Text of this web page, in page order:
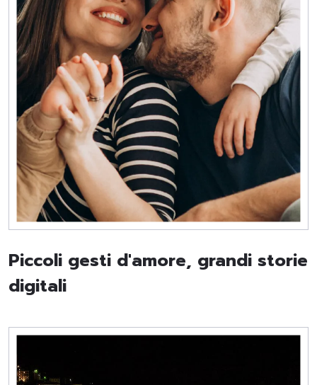
Piccoli gesti d'amore, grandi storie
digitali